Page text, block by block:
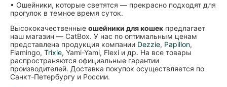
• Ошейники, которые светятся — прекрасно подходят для
прогулок в темное время суток.
Высококачественные ошейники для кошек предлагает
наш магазин — CatBox. У нас по оптимальным ценам
представлена продукция компании Dezzie, Papillon,
Flamingo, Trixie, Yami-Yami, Flexi и др. На все товары
распространяются официальные гарантии
производителей. Доставка покупок осуществляется по
Санкт-Петербургу и России.